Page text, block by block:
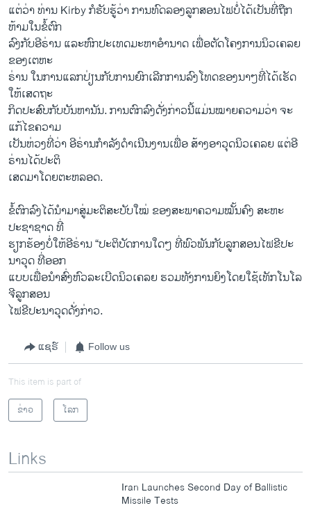
ແຕ່​ວ່າ ທ່ານ Kirby ກໍ​ຮັບ​ຮູ້​ວ່າ ການ​ທົດ​ລອງ​ລູກ​ສອນ​ໄຟບໍ່​ໄດ້​ເປັນທີ່​ຖືກ​
ຫ້າມ​ໃນຂໍ້​ຕົກ
ລົງກັບອີຣ່ານ ແລະ​ຫົກ​ປະ​ເທດມະຫາ​ອຳນາດ ​ເພື່ອ​ຕັດໂຄງການ​ນິວ​ເຄລຍ
ຂອງ​ເຕຫະ
ຣ່ານ ​ໃນ​ການ​ແລກປ່ຽນກັບ​ການ​ຍົກ​ເລີກ​ການ​ລົງ​ໂທດ​ຂອງ​ນາໆທີ່​ໄດ້​ເຮັດ​
ໃຫ້​ເສດຖະ
ກິດ​ປະສົບ​ກັບ​ບັນຫາ​ນັນ. ການ​ຕົກລົງ​ດັ່ງກ່າວນີ້​ແມ່ນໝາ​ຍຄວາມ​ວ່າ ຈະ​
ແກ້​ໄຂ​ຄວາມ
ເປັນ​ຫ່ວງທີ່​ວ່າ ອີ​ຣ່ານກຳ​ລັງ​ດຳ​ເນີນ​ງານ​ເພື່ອ ສ້າງອາວຸດ​ນິວ​ເຄລຍ ​ແຕ່​ອີ​
ຣ່ານໄດ້​ປະຕິ
​ເສດ​ມາໂດຍ​ຕະຫລອດ.
ຂໍ້ຕົກລົງ​ໄດ້​ນຳ​ມາສູ່ມະຕິສະບັບໃໝ່ ຂອງສະພາ​ຄວາມ​ໝັ້ນຄົງ ​ສະຫະ​
ປະຊາຊາດ ທີ່
ຮຽກ​ຮ້ອງ​ບໍ່​ໃຫ້ອີຣ່ານ “ປະຕິບັດການ​ໃດໆ ທີ່​ພົວພັນ​ກັບ​ລູກ​ສອນ​ໄຟ​ຂີ​ປະ​
ນາ​ວຸດ ທີ່​ອອກ
​ແບບ​ເພື່ອ​ນຳ​ສົ່ງຫົວ​ລະ​ເບີດ​ນິວ​ເຄລຍ ຮວມທັງ​ການ​ຍິງໂດຍໃຊ້​ເທັກ​ໂນ​ໂລ​
ຈີ​ລູກ​ສອນ
​ໄຟ​ຂີ​ປະ​ນາ​ວຸດ​ດັ່ງກ່າວ.
ແຊຣ໌ Follow us
This item is part of
ຂ່າວ
ໂລກ
Links
Iran Launches Second Day of Ballistic
Missile Tests